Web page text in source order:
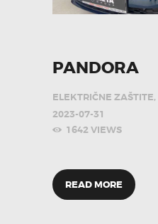
PANDORA
ELEKTRIČNE ZAŠTITE,
2023-07-31
1642VIEWS
READ MORE